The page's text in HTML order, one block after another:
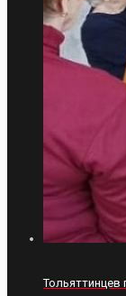
Тольяттинцев